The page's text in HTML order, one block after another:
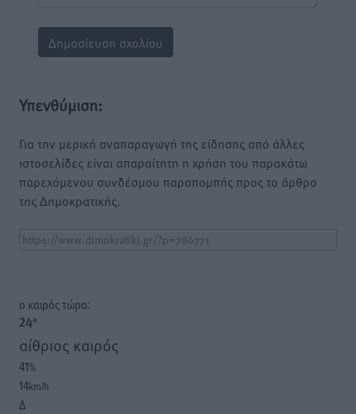
Υπενθύμιση:
Για την μερική αναπαραγωγή της είδησης από άλλες
ιστοσελίδες είναι απαραίτητη η χρήση του παρακάτω
παρεχόμενου συνδέσμου παραπομπής προς το άρθρο
της Δημοκρατικής.
o καιρός τώρα:
24°
αίθριος καιρός
41%
14km/h
Δ